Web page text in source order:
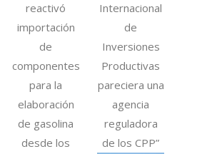
reactivó
importación
de
componentes
para la
elaboración
de gasolina
desde los
Internacional
de
Inversiones
Productivas
pareciera una
agencia
reguladora
de los CPP”